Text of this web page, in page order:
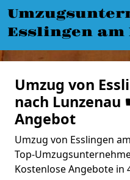
Esslingen am
Umzug von
nach Lunzenau
Angebot
Umzug von Esslingen
Top-
Kostenlose Angebote in